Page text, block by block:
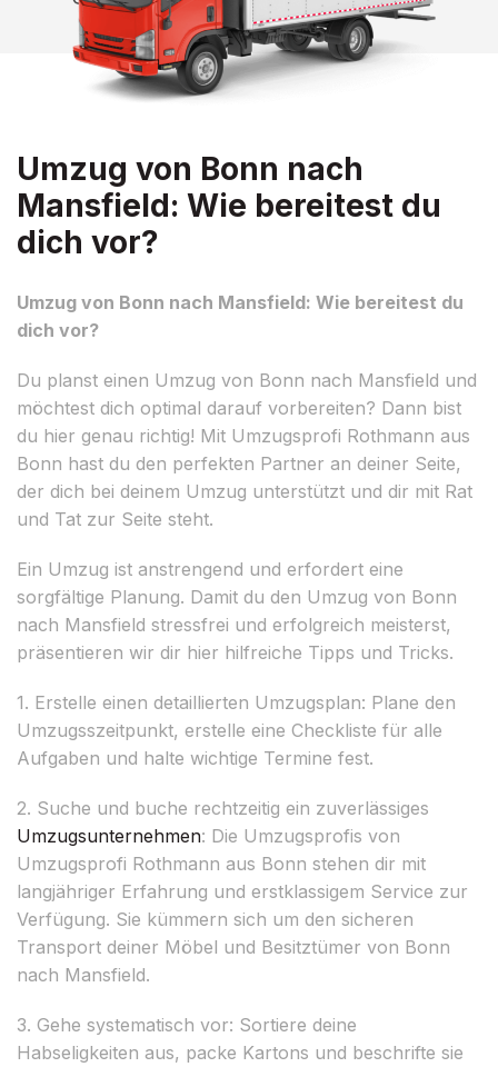
Umzug von Bonn nach
Mansfield: Wie bereitest du
dich vor?
Umzug von Bonn nach Mansfield: Wie bereitest du
dich vor?
Du planst einen Umzug von Bonn nach Mansfield und
möchtest dich optimal darauf vorbereiten? Dann bist
du hier genau richtig! Mit Umzugsprofi Rothmann aus
Bonn hast du den perfekten Partner an deiner Seite,
der dich bei deinem Umzug unterstützt und dir mit Rat
und Tat zur Seite steht.
Ein Umzug ist anstrengend und erfordert eine
sorgfältige Planung. Damit du den Umzug von Bonn
nach Mansfield stressfrei und erfolgreich meisterst,
präsentieren wir dir hier hilfreiche Tipps und Tricks.
1. Erstelle einen detaillierten Umzugsplan: Plane den
Umzugsszeitpunkt, erstelle eine Checkliste für alle
Aufgaben und halte wichtige Termine fest.
2. Suche und buche rechtzeitig ein zuverlässiges
Umzugsunternehmen: Die Umzugsprofis von
Umzugsprofi Rothmann aus Bonn stehen dir mit
langjähriger Erfahrung und erstklassigem Service zur
Verfügung. Sie kümmern sich um den sicheren
Transport deiner Möbel und Besitztümer von Bonn
nach Mansfield.
3. Gehe systematisch vor: Sortiere deine
Habseligkeiten aus, packe Kartons und beschrifte sie